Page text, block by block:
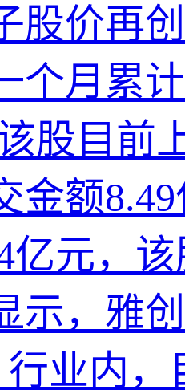
股价再
个月累
股目前
金额
亿元，
示，雅
行业内